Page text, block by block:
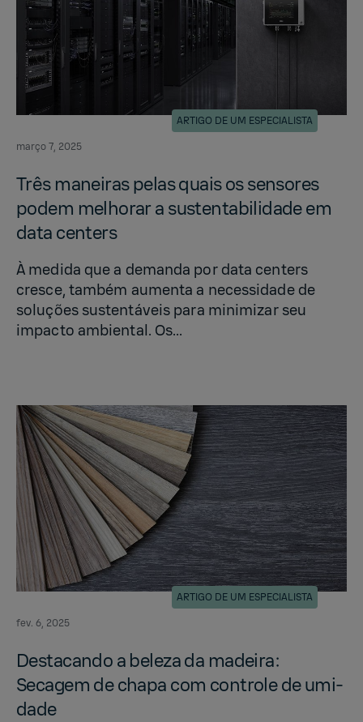
março 7, 2025
ARTIGO DE UM ESPECIALISTA
Três maneiras pelas quais os sen­sores
podem mel­ho­rar a sus­tentabil­i­dade em
data cen­ters
À medida que a demanda por data centers
cresce, também aumenta a necessidade de
soluções sustentáveis para minimizar seu
impacto ambiental. Os...
fev. 6, 2025
ARTIGO DE UM ESPECIALISTA
Desta­cando a beleza da madeira:
Secagem de chapa com con­t­role de umi­
dade